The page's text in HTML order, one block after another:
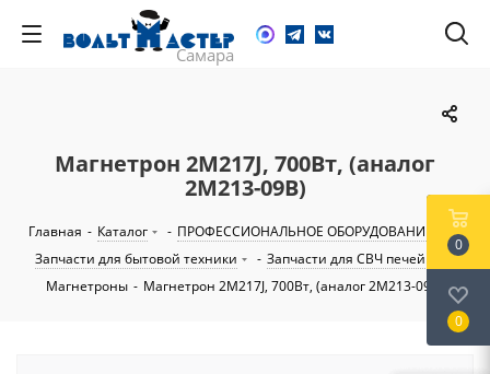
Магнетрон 2M217J, 700Вт, (аналог
2M213-09B)
Главная - Каталог - ПРОФЕССИОНАЛЬНОЕ ОБОРУДОВАНИЕ
-
Запчасти для бытовой техники
- Запчасти для СВЧ печей
Магнетроны - Магнетрон 2M217J, 700Вт, (аналог 2M213-09B)
0
0